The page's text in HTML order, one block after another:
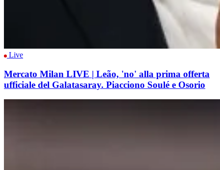
Live
Mercato Milan LIVE | Leão, 'no' alla prima offerta
ufficiale del Galatasaray. Piacciono Soulé e Osorio